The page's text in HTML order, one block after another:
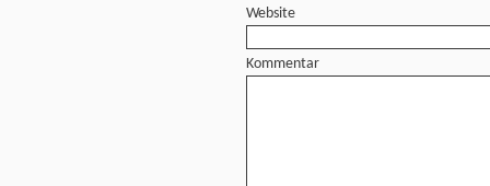
Website
Kommentar